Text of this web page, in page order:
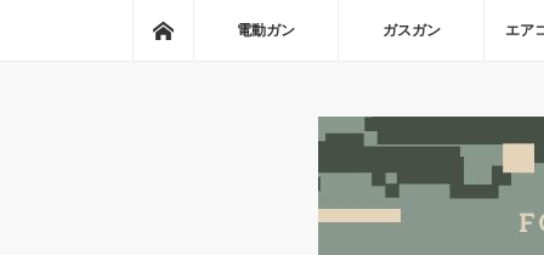
ホーム電動ガン ガスガン エア